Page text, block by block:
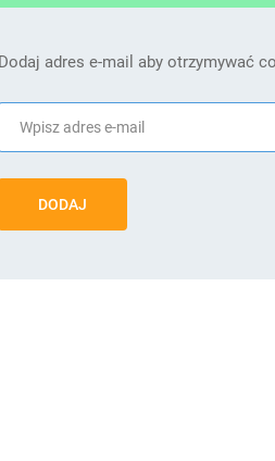
Dodaj adres e-mail aby otrzymywać
DODAJ